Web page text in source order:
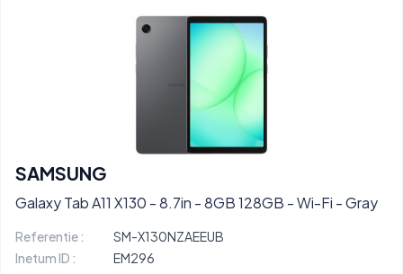
SAMSUNG
Galaxy Tab A11 X130 - 8.7in - 8GB 128GB - Wi-Fi - Gray
Referentie :
SM-X130NZAEEUB
Inetum ID :
EM296